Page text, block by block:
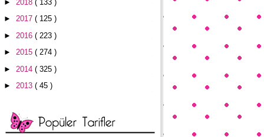
► 2018 ( 133 )
► 2017 ( 125 )
► 2016 ( 223 )
► 2015 ( 274 )
► 2014 ( 325 )
► 2013 ( 45 )